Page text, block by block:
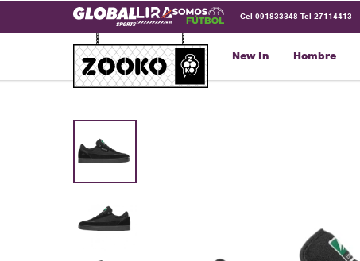
New In Hombre
Cel 091833348 Tel 27114413